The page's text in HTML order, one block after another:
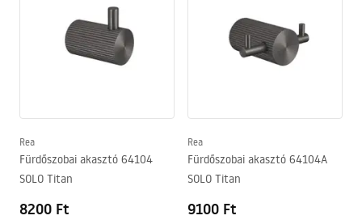
Rea
Fürdőszobai akasztó 64104
SOLO Titan
8200 Ft
Rea
Fürdőszobai akasztó 64104A
SOLO Titan
9100 Ft